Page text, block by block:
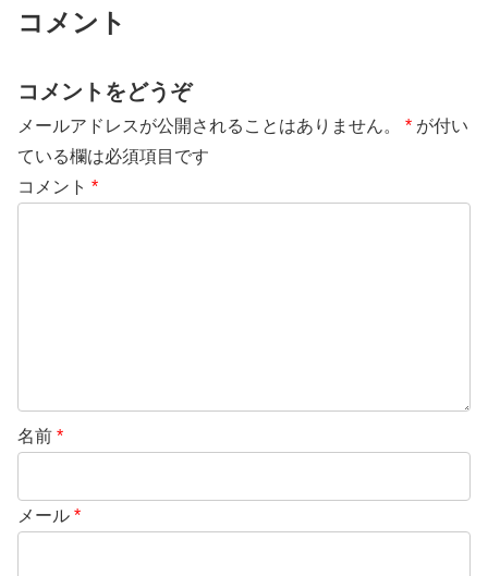
コメント
コメントをどうぞ
メールアドレスが公開されることはありません。 * が付い
ている欄は必須項目です
コメント *
名前 *
メール *